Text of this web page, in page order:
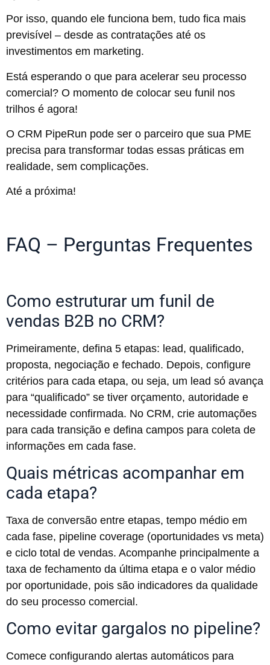
Por isso, quando ele funciona bem, tudo fica mais
previsível – desde as contratações até os
investimentos em marketing.
Está esperando o que para acelerar seu processo
comercial? O momento de colocar seu funil nos
trilhos é agora!
O CRM PipeRun pode ser o parceiro que sua PME
precisa para transformar todas essas práticas em
realidade, sem complicações.
Até a próxima!
FAQ – Perguntas Frequentes
Como estruturar um funil de
vendas B2B no CRM?
Primeiramente, defina 5 etapas: lead, qualificado,
proposta, negociação e fechado. Depois, configure
critérios para cada etapa, ou seja, um lead só avança
para “qualificado” se tiver orçamento, autoridade e
necessidade confirmada. No CRM, crie automações
para cada transição e defina campos para coleta de
informações em cada fase.
Quais métricas acompanhar em
cada etapa?
Taxa de conversão entre etapas, tempo médio em
cada fase, pipeline coverage (oportunidades vs meta)
e ciclo total de vendas. Acompanhe principalmente a
taxa de fechamento da última etapa e o valor médio
por oportunidade, pois são indicadores da qualidade
do seu processo comercial.
Como evitar gargalos no pipeline?
Comece configurando alertas automáticos para